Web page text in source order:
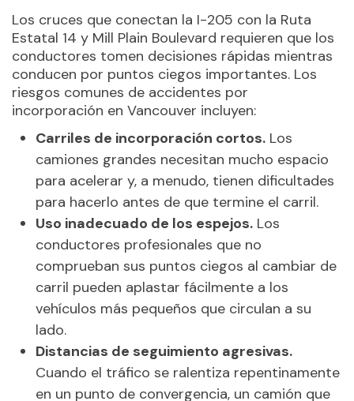
Los cruces que conectan la I-205 con la Ruta
Estatal 14 y Mill Plain Boulevard requieren que los
conductores tomen decisiones rápidas mientras
conducen por puntos ciegos importantes. Los
riesgos comunes de accidentes por
incorporación en Vancouver incluyen:
Carriles de incorporación cortos. Los
camiones grandes necesitan mucho espacio
para acelerar y, a menudo, tienen dificultades
para hacerlo antes de que termine el carril.
Uso inadecuado de los espejos. Los
conductores profesionales que no
comprueban sus puntos ciegos al cambiar de
carril pueden aplastar fácilmente a los
vehículos más pequeños que circulan a su
lado.
Distancias de seguimiento agresivas.
Cuando el tráfico se ralentiza repentinamente
en un punto de convergencia, un camión que